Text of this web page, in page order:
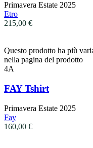
Primavera Estate 2025
Etro
215,00 €
Questo prodotto ha più
nella pagina del prodotto
4A
FAY Tshirt
Primavera Estate 2025
Fay
160,00 €